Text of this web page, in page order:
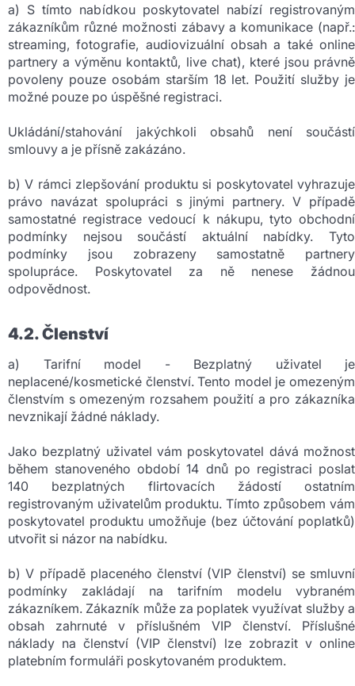
a) S tímto nabídkou poskytovatel nabízí registrovaným
zákazníkům různé možnosti zábavy a komunikace (např.:
streaming, fotografie, audiovizuální obsah a také online
partnery a výměnu kontaktů, live chat), které jsou právně
povoleny pouze osobám starším 18 let. Použití služby je
možné pouze po úspěšné registraci.
Ukládání/stahování jakýchkoli obsahů není součástí
smlouvy a je přísně zakázáno.
b) V rámci zlepšování produktu si poskytovatel vyhrazuje
právo navázat spolupráci s jinými partnery. V případě
samostatné registrace vedoucí k nákupu, tyto obchodní
podmínky nejsou součástí aktuální nabídky. Tyto
podmínky jsou zobrazeny samostatně partnery
spolupráce. Poskytovatel za ně nenese žádnou
odpovědnost.
4.2. Členství
a) Tarifní model - Bezplatný uživatel je
neplacené/kosmetické členství. Tento model je omezeným
členstvím s omezeným rozsahem použití a pro zákazníka
nevznikají žádné náklady.
Jako bezplatný uživatel vám poskytovatel dává možnost
během stanoveného období 14 dnů po registraci poslat
140 bezplatných flirtovacích žádostí ostatním
registrovaným uživatelům produktu. Tímto způsobem vám
poskytovatel produktu umožňuje (bez účtování poplatků)
utvořit si názor na nabídku.
b) V případě placeného členství (VIP členství) se smluvní
podmínky zakládají na tarifním modelu vybraném
zákazníkem. Zákazník může za poplatek využívat služby a
obsah zahrnuté v příslušném VIP členství. Příslušné
náklady na členství (VIP členství) lze zobrazit v online
platebním formuláři poskytovaném produktem.